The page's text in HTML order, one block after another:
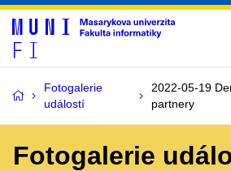
Fotogalerie
událostí
2022-05-19
partnery
Fotogalerie